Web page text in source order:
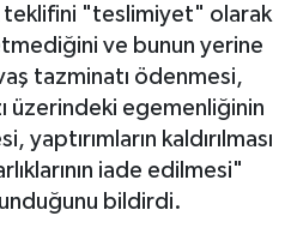
teklifini "teslimiyet" olarak
ve bunun yerine
tazminatı ödenmesi,
üzerindeki egemenliğinin
kaldırılması
iade edilmesi"
bildirdi.